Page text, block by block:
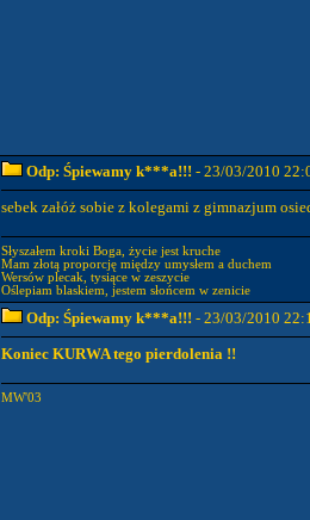
Odp: Śpiewamy k***a!!! - 23/03/2010
sebek załóż sobie z kolegami z gimnazjum
Słyszałem kroki Boga, życie jest kruche
Mam złotą proporcję między umysłem a duchem
Wersów plecak, tysiące w zeszycie
Oślepiam blaskiem, jestem słońcem w zenicie
Odp: Śpiewamy k***a!!! - 23/03/2010
Koniec KURWA tego pierdolenia !!
MW'03